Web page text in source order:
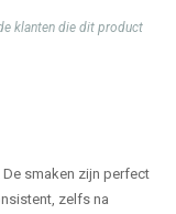
klanten die dit product
De smaken zijn perfect
zelfs na